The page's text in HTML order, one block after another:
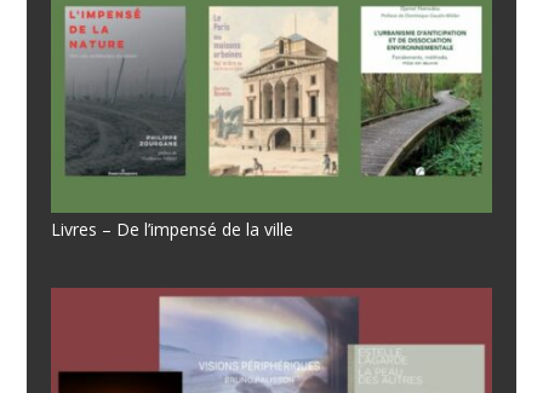
Livres – De l’impensé de la ville